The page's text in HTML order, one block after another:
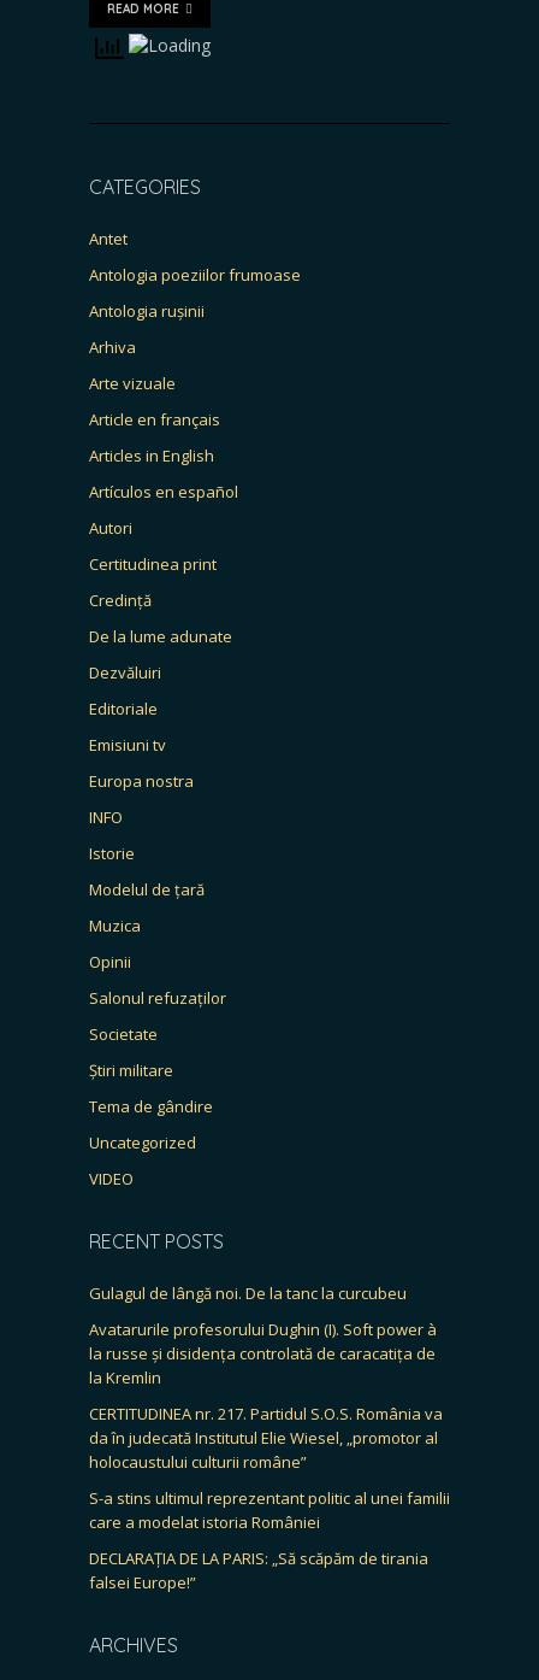
READ MORE
CATEGORIES
Antet
Antologia poeziilor frumoase
Antologia rușinii
Arhiva
Arte vizuale
Article en français
Articles in English
Artículos en español
Autori
Certitudinea print
Credință
De la lume adunate
Dezvăluiri
Editoriale
Emisiuni tv
Europa nostra
INFO
Istorie
Modelul de țară
Muzica
Opinii
Salonul refuzaților
Societate
Știri militare
Tema de gândire
Uncategorized
VIDEO
RECENT POSTS
Gulagul de lângă noi. De la tanc la curcubeu
Avatarurile profesorului Dughin (I). Soft power à
la russe și disidența controlată de caracatița de
la Kremlin
CERTITUDINEA nr. 217. Partidul S.O.S. România va
da în judecată Institutul Elie Wiesel, „promotor al
holocaustului culturii române”
S-a stins ultimul reprezentant politic al unei familii
care a modelat istoria României
DECLARAȚIA DE LA PARIS: „Să scăpăm de tirania
falsei Europe!”
ARCHIVES